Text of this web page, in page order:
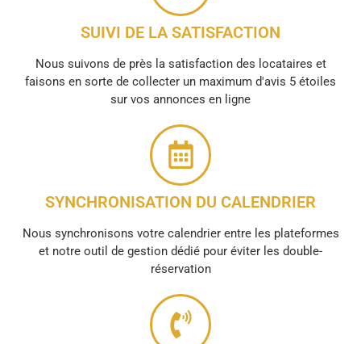
SUIVI DE LA SATISFACTION
Nous suivons de près la satisfaction des locataires et
faisons en sorte de collecter un maximum d'avis 5 étoiles
sur vos annonces en ligne
SYNCHRONISATION DU CALENDRIER
Nous synchronisons votre calendrier entre les plateformes
et notre outil de gestion dédié pour éviter les double-
réservation